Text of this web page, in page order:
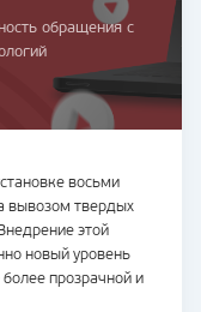
обращения с
восьми
вывозом твердых
этой
новый уровень
прозрачной и